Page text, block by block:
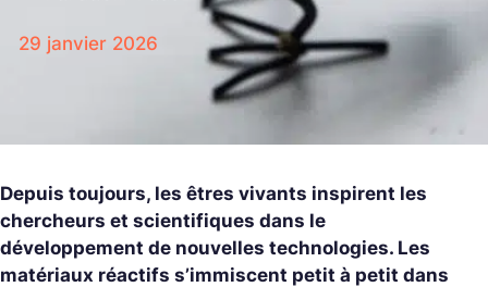
29 janvier 2026
Depuis toujours, les êtres vivants inspirent les
chercheurs et scientifiques dans le
développement de nouvelles technologies. Les
matériaux réactifs s’immiscent petit à petit dans